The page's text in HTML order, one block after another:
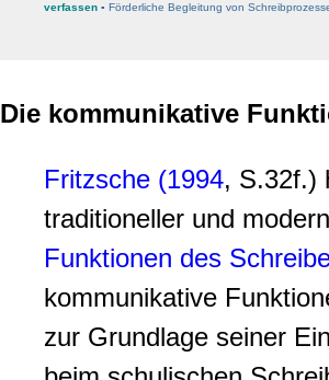
verfassen ▪ Förderliche Begleitung von
Die kommunikative
Fritzsche (1994, S.32f.)
traditioneller und
Funktionen des
kommunikative
zur Grundlage seiner